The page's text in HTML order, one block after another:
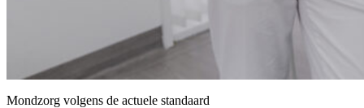
Mondzorg volgens de actuele standaard